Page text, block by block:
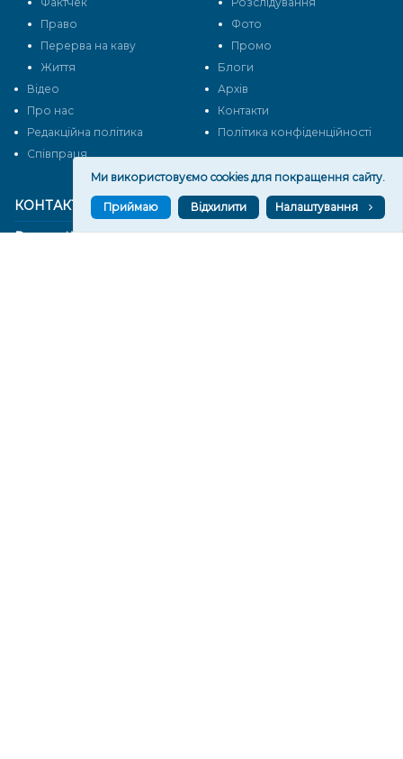
КОНТАКТИ
Редакційний відділ:
Право
Фото
Перерва на каву
Промо
Життя
Блоги
Відео
Архів
Про нас
Контакти
Редакційна політика
Політика конфіденційності
Cпівпраця
Ми використовуємо cookies для покращення сайту.
Приймаю Відхилити Налаштування